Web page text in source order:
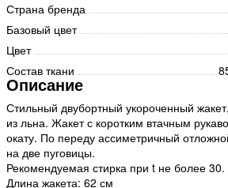
Страна бренда
Базовый цвет
Цвет
Состав ткани
Описание
Стильный двубортный укороченный
из льна. Жакет с коротким втачным
окату. По переду ассиметричный
на две пуговицы.
Рекомендуемая стирка при t не более 30.
Длина жакета: 62 см